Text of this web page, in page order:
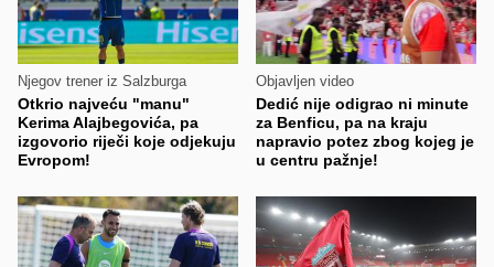
Njegov trener iz Salzburga
Otkrio najveću "manu"
Kerima Alajbegovića, pa
izgovorio riječi koje odjekuju
Evropom!
Objavljen video
Dedić nije odigrao ni minute
za Benficu, pa na kraju
napravio potez zbog kojeg je
u centru pažnje!